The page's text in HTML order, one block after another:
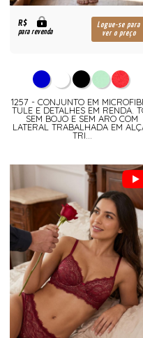
R$
para revenda
Logue-se para
ver o preço
1257 - CONJUNTO EM
TULE E DETALHES EM RENDA.
SEM BOJO E SEM ARO COM
LATERAL TRABALHADA EM
TRI...